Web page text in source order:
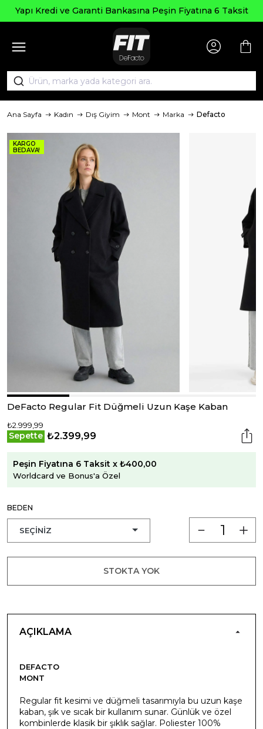
Yapı Kredi ve Garanti Bankasına Peşin Fiyatına 6 Taksit
Ana Sayfa Kadın Dış Giyim Mont Marka Defacto
KARGO
BEDAVA!
DeFacto Regular Fit Düğmeli Uzun Kaşe Kaban
₺2.999,99
Sepette ₺2.399,99
Peşin Fiyatına 6 Taksit x ₺400,00
Worldcard ve Bonus'a Özel
BEDEN
STOKTA YOK
AÇIKLAMA
DEFACTO
MONT
Regular fit kesimi ve düğmeli tasarımıyla bu uzun kaşe
kaban, şık ve sıcak bir kullanım sunar. Günlük ve özel
kombinlerde klasik bir şıklık sağlar. Poliester 100%